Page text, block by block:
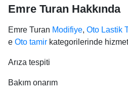
Emre Turan Hakkında
Emre Turan Modifiye, Oto Lastik
e Oto tamir kategorilerinde
Arıza tespiti
Bakım onarım